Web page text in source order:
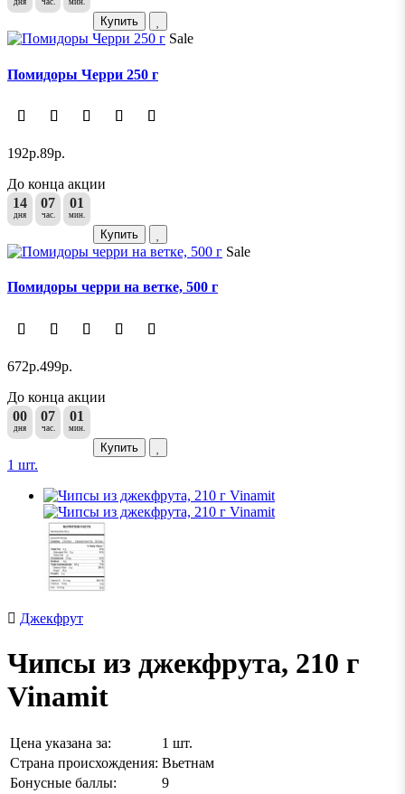
дня час. мин.
Купить
Sale
Помидоры Черри 250 г
192р.89р.
До конца акции
14
дня
07
час.
01
мин.
Купить
Sale
Помидоры черри на ветке, 500 г
672р.499р.
До конца акции
00
дня
07
час.
01
мин.
Купить
1 шт.
Джекфрут
Чипсы из джекфрута, 210 г
Vinamit
Цена указана за:
1 шт.
Страна происхождения: Вьетнам
Бонусные баллы:
9